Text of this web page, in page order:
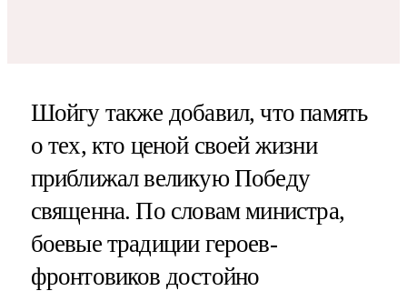
Шойгу также добавил, что память
о тех, кто ценой своей жизни
приближал великую Победу
священна. По словам министра,
боевые традиции героев-
фронтовиков достойно